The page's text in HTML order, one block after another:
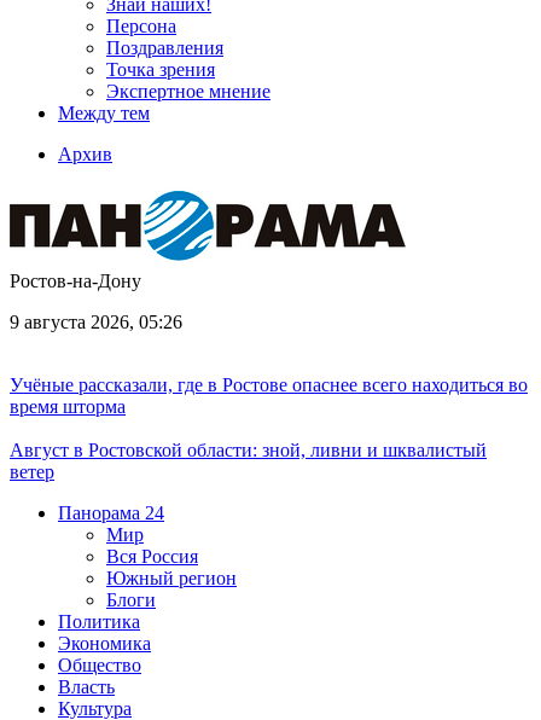
Знай наших!
Персона
Поздравления
Точка зрения
Экспертное мнение
Между тем
Архив
Ростов-на-Дону
9 августа 2026, 05:26
Учёные рассказали, где в Ростове опаснее всего находиться во
время шторма
Август в Ростовской области: зной, ливни и шквалистый
ветер
Панорама 24
Мир
Вся Россия
Южный регион
Блоги
Политика
Экономика
Общество
Власть
Культура